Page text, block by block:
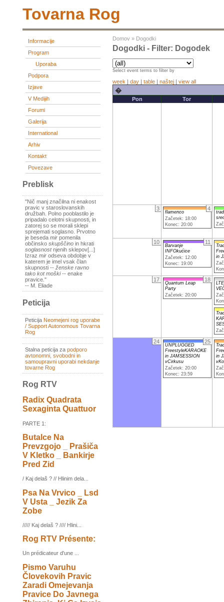
Tovarna Rog
Informacije
Program
Uporaba
Podpora
Izjave
V Medijih
Forumi
Galerija
International
Arhiv
Kontakt
Povezave
Preblisk
"Nič manj značilna ni enakost
pravic v staroslovanskih
družbah. Polno pooblastilo je
pripadalo celotni skupnosti, in
zatorej so se morali sklepi
sprejemati soglasno. Prvotno
je beseda mir pomenila
občinsko skupščino in hkrati
soglasnostnjenih sklepov[...]
Izraz mir odseva obdobje v
katerem je imel vsak član
skupnosti -- ženske ravno
tako kot moški-- enake
pravice."
-- M. Eliade
Peticija
Peticija Neomejeni rog uporabe
/ Support Autonomous Tovarna
Rog
Stalna peticija za podporo
avtonomni, svobodni in
samoupravni uporabi nekdanje
tovarne Rog
Rog RTV
Radix Quadrata
Sexaginta Quattuor
PARTE 1:
Butalce Na
Prevzgojo _ Prašiča
V Kletko _ Bankirje
Pred Zid
/ Kaj delaš ? // Hlinim dela...
Psa Na Vrvico _ Lsd
V Usta _ Jezik Za
Zobe
///// Kaj delaš ? //// Hlini...
Rog RTV Présente:
Un prédicateur d'une ...
Pismo Varuhu
Človekovih Pravic
Zaradi Omejevanja
Pravice Do Javnega
Domov » Dogodki
Dogodki - Filter: Dogodek
Select event terms to filter by
week | day | table | naštej | view all
�
Pon Tor
3 4
flamenco
Začetek: 18:00
Konec: 20:00
10 11
Barvanje
INFOkućice
Začetek: 12:00
Konec: 19:00
in
17 18
Quantum Leap
Party
Začetek: 20:00
24 25
UNPLUGGED
FreestyleKARAOKE
in JAMSESSION
vCirkusu
Začetek: 20:00
Konec: 23:59
in